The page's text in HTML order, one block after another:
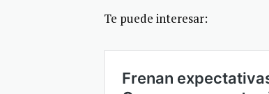
Te puede interesar: